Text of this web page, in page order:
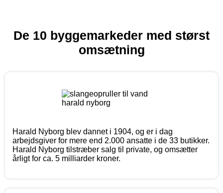
De 10 byggemarkeder med størst
omsætning
Harald Nyborg blev dannet i 1904, og er i dag
arbejdsgiver for mere end 2.000 ansatte i de 33 butikker.
Harald Nyborg tilstræber salg til private, og omsætter
årligt for ca. 5 milliarder kroner.